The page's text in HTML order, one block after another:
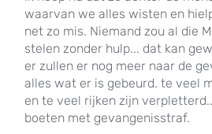
waarvan we alles wisten en
net zo mis. Niemand zou al die
stelen zonder hulp... dat kan
er zullen er nog meer naar de
alles wat er is gebeurd. te veel
en te veel rijken zijn
boeten met gevangenisstraf.